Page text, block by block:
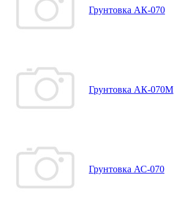
Грунтовка АК-070
Грунтовка АК-070М
Грунтовка АС-070